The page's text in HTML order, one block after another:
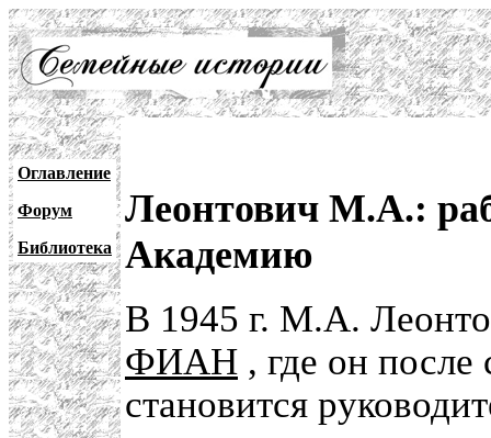
Оглавление
Форум
Библиотека
Леонтович М.А.:
Академию
В 1945 г. М.А.
ФИАН , где он
становится